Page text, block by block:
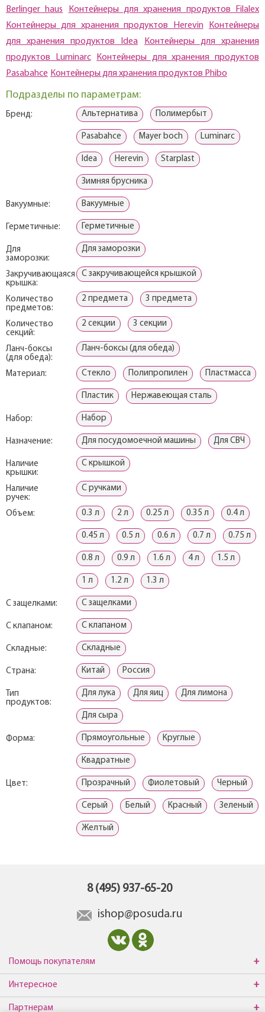
Berlinger haus
Контейнеры для хранения продуктов Filalex
Контейнеры для хранения продуктов Herevin
Контейнеры
для хранения продуктов Idea
Контейнеры для хранения
продуктов Luminarc
Контейнеры для хранения продуктов
Pasabahce Контейнеры для хранения продуктов Phibo
Подразделы по параметрам:
Бренд: Альтернатива Полимербыт
Pasabahce Mayer boch Luminarc
Idea Herevin Starplast
Зимняя брусника
Вакуумные: Вакуумные
Герметичные: Герметичные
Для
заморозки:
Для заморозки
Закручивающаяся
крышка:
С закручивающейся крышкой
Количество
предметов:
2 предмета 3 предмета
Количество
секций:
2 секции 3 секции
Ланч-боксы
(для обеда):
Ланч-боксы (для обеда)
Материал: Стекло Полипропилен Пластмасса
Пластик Нержавеющая сталь
Набор: Набор
Назначение: Для посудомоечной машины Для СВЧ
Наличие
крышки:
С крышкой
Наличие
ручек:
С ручками
Объем: 0.3 л 2 л 0.25 л 0.35 л 0.4 л
0.45 л 0.5 л 0.6 л 0.7 л 0.75 л
0.8 л 0.9 л 1.6 л 4 л 1.5 л
1 л 1.2 л 1.3 л
С защелками: С защелками
С клапаном: С клапаном
Складные: Складные
Страна: Китай Россия
Тип
продуктов:
Для лука Для яиц Для лимона
Для сыра
Форма: Прямоугольные Круглые
Квадратные
Цвет: Прозрачный Фиолетовый Черный
Серый Белый Красный Зеленый
Желтый
8 (495) 937-65-20
ishop@posuda.ru
Помощь покупателям
Интересное
Партнерам